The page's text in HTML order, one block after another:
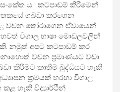
ය. කටපාඩම් කිරීමෙන්
ගබඩා කරගෙන
වචන තෝරාගෙන ඒවායෙන්
විශාල භාෂා මොඩලවලින්
නමුත් අපට කටපාඩම් කර
වචන ප්‍රමාණයට වඩා
කිරීමට කෘතිම බුද්ධියට හැකි
ක්‍රමයක් හරහා විශාල
හැකි විද්‍යාර්ථීන්